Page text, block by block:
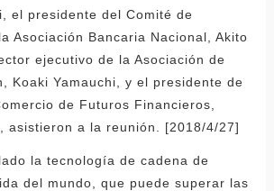
el presidente del Comité de
Asociación Bancaria Nacional, Akito
ejecutivo de la Asociación de
Koaki Yamauchi, y el presidente de
de Futuros Financieros,
asistieron a la reunión. [2018/4/27]
la tecnología de cadena de
del mundo, que puede superar las